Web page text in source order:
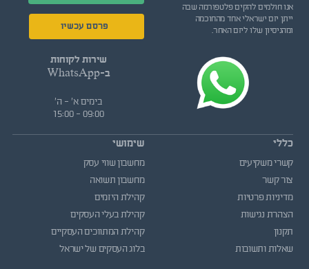
אנו חולמים להקים פלטפורמה שבה
ייתן יזם ישראלי אחד מהחוכמה
ומהניסיון שלו ליזם האחר.
פרסם עכשיו
שירות לקוחות
ב-WhatsApp
בימים א' - ה'
09:00 - 15:00
כללי
קשרי משקיעים
צור קשר
מדיניות פרטיות
הצהרת נגישות
תקנון
שאלות ותשובות
שימושי
מחשבון שווי עסק
מחשבון תשואה
קהילת היזמים
קהילת בעלי העסקים
קהילת המתווכים העסקיים
בלוג העסקים של ישראל